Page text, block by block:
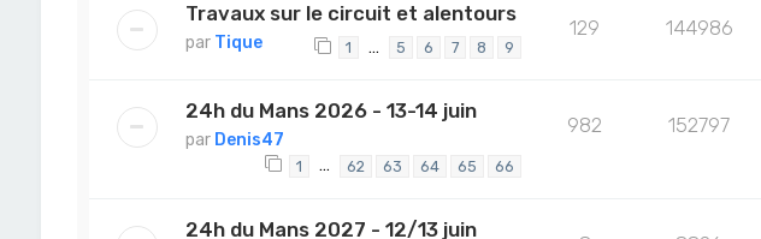
Travaux sur le circuit et alentours
par Tique 1 … 5 6 7 8 9
129 144986
24h du Mans 2026 - 13-14 juin
par Denis47
1 … 62 63 64 65 66
982 152797
24h du Mans 2027 - 12/13 juin